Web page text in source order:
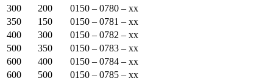
300
200
0150 – 0780 – xx
350
150
0150 – 0781 – xx
400
300
0150 – 0782 – xx
500
350
0150 – 0783 – xx
600
400
0150 – 0784 – xx
600
500
0150 – 0785 – xx